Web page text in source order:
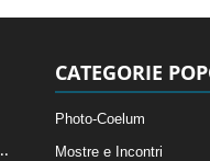
CATEGORIE
Photo-Coelum
Mostre e Incontri